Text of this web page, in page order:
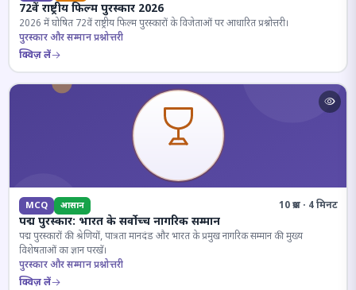
72वें राष्ट्रीय फिल्म पुरस्कार 2026
2026 में घोषित 72वें राष्ट्रीय फिल्म पुरस्कारों के विजेताओं पर आधारित प्रश्नोत्तरी।
पुरस्कार और सम्मान प्रश्नोत्तरी
क्विज़ लें
MCQ आसान 10 प्रश्न · 4 मिनट
पद्म पुरस्कार: भारत के सर्वोच्च नागरिक सम्मान
पद्म पुरस्कारों की श्रेणियों, पात्रता मानदंड और भारत के प्रमुख नागरिक सम्मान की मुख्य
विशेषताओं का ज्ञान परखें।
पुरस्कार और सम्मान प्रश्नोत्तरी
क्विज़ लें